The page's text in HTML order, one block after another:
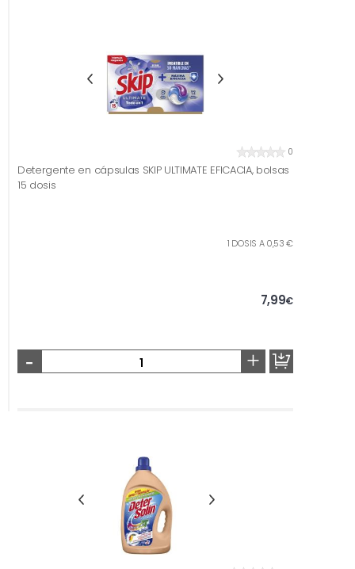
0
Detergente en cápsulas SKIP ULTIMATE EFICACIA, bolsas
15 dosis
1 DOSIS A 0,53 €
7,99€
- +